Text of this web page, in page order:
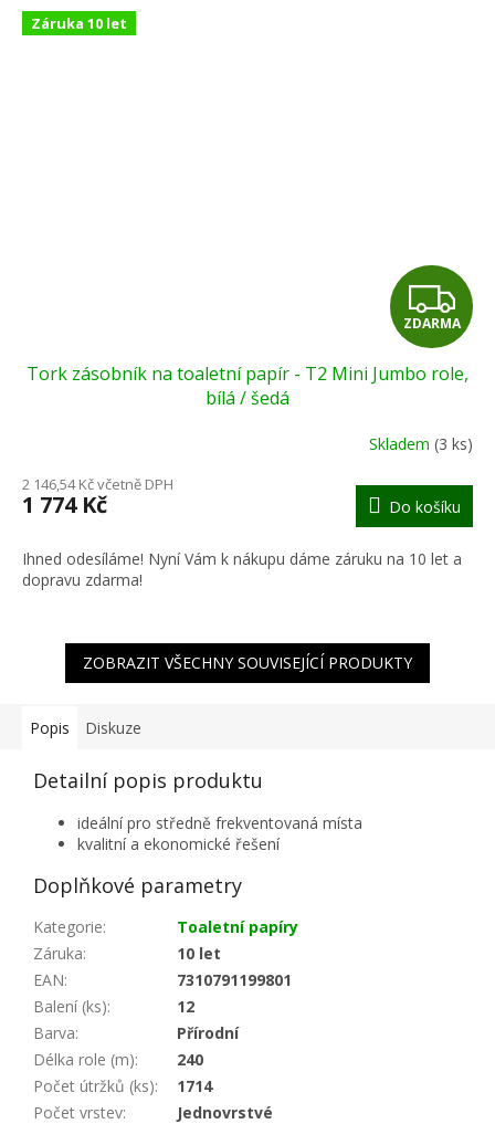
Záruka 10 let
Z
D
A
R
M
A
ZDARMA
Tork zásobník na toaletní papír - T2 Mini Jumbo role,
bílá / šedá
Skladem (3 ks)
2 146,54 Kč včetně DPH
1 774 Kč Do košíku
Ihned odesíláme! Nyní Vám k nákupu dáme záruku na 10 let a
dopravu zdarma!
ZOBRAZIT VŠECHNY SOUVISEJÍCÍ PRODUKTY
Popis Diskuze
Detailní popis produktu
ideální pro středně frekventovaná místa
kvalitní a ekonomické řešení
Doplňkové parametry
Kategorie:
Toaletní papíry
Záruka:
10 let
EAN:
7310791199801
Balení (ks):
12
Barva:
Přírodní
Délka role (m):
240
Počet útržků (ks):
1714
Počet vrstev:
Jednovrstvé